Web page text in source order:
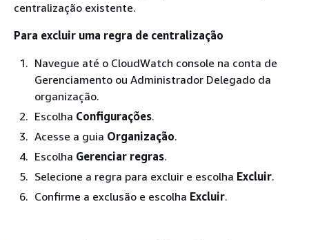
centralização existente.
Para excluir uma regra de centralização
Navegue até o CloudWatch console na conta de
Gerenciamento ou Administrador Delegado da
organização.
Escolha Configurações.
Acesse a guia Organização.
Escolha Gerenciar regras.
Selecione a regra para excluir e escolha Excluir.
Confirme a exclusão e escolha Excluir.